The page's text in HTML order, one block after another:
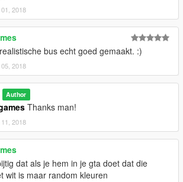
2018
bus echt goed gemaakt. :)
2018
Author
Thanks man!
2018
dat als je hem in je gta doet dat die
wit is maar random kleuren